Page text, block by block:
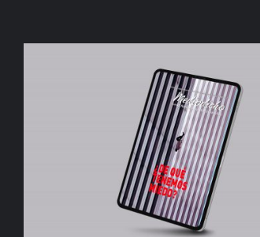
AÑADIR AL CARRITO /